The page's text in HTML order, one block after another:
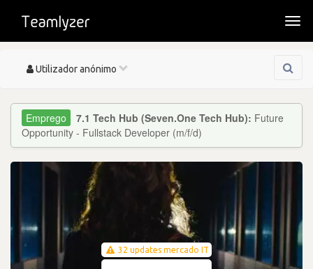
Toggle
Utilizador anónimo
7.1 Tech Hub (Seven.One Tech Hub): Future
Opportunity - Fullstack Developer (m/f/d)
32 updates mercado IT